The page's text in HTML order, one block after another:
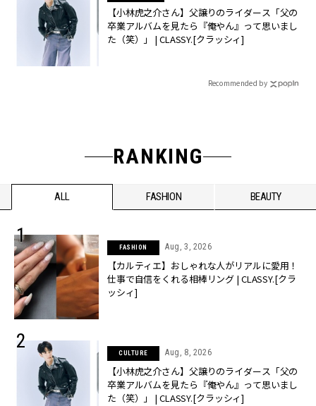
【小林虎之介さん】父譲りのライダース「父の
卒業アルバムを見たら『俺やん』って思いまし
た（笑）」 | CLASSY.[クラッシィ]
Recommended by
RANKING
ALL FASHION BEAUTY
FASHION Aug, 3, 2026
【カルティエ】おしゃれな人がリアルに愛用！
仕事で自信をくれる相棒リング | CLASSY.[クラ
ッシィ]
CULTURE Aug, 8, 2026
【小林虎之介さん】父譲りのライダース「父の
卒業アルバムを見たら『俺やん』って思いまし
た（笑）」 | CLASSY.[クラッシィ]